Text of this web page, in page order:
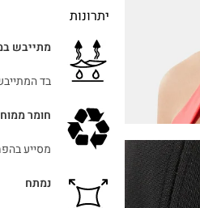
יתרונות
מתייבש
בד
חומר
מסייע
נמתח